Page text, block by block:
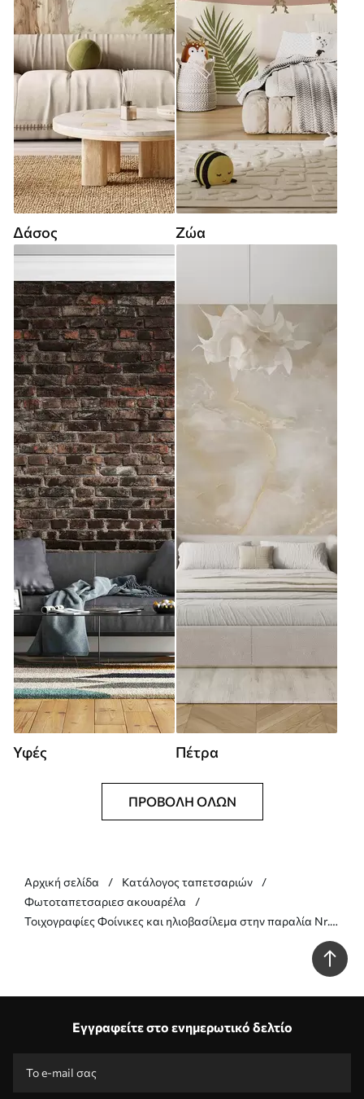
Δάσος Ζώα
Υφές Πέτρα
ΠΡΟΒΟΛΉ ΌΛΩΝ
Αρχική σελίδα
Κατάλογος ταπετσαριών
Φωτοταπετσαριεσ ακουαρέλα
Τοιχογραφίες Φοίνικες και ηλιοβασίλεμα στην παραλία Nr.
Εγγραφείτε στο ενημερωτικό δελτίο